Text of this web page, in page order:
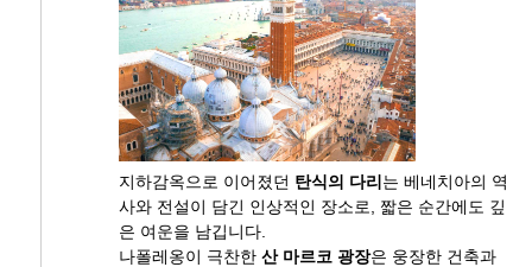
지하감옥으로 이어졌던 탄식의 다리는 베네치아의 역
사와 전설이 담긴 인상적인 장소로, 짧은 순간에도 깊
은 여운을 남깁니다.
나폴레옹이 극찬한 산 마르코 광장은 웅장한 건축과